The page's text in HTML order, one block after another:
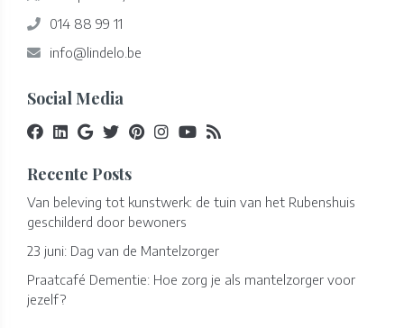
014 88 99 11
info@lindelo.be
Social Media
Recente Posts
Van beleving tot kunstwerk: de tuin van het Rubenshuis
geschilderd door bewoners
23 juni: Dag van de Mantelzorger
Praatcafé Dementie: Hoe zorg je als mantelzorger voor
jezelf?